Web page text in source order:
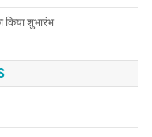
किया शुभारंभ